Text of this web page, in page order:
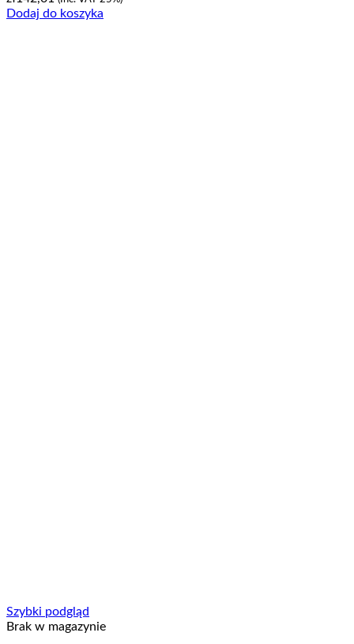
Dodaj do koszyka
Szybki podgląd
Brak w magazynie